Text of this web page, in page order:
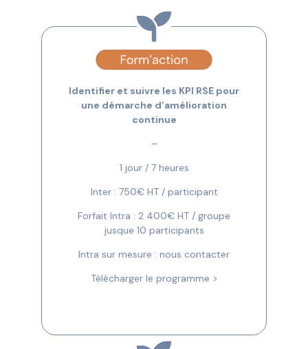
Identifier et suivre les KPI RSE pour
une démarche d’amélioration
continue
–
1 jour / 7 heures
Inter : 750€ HT / participant
Forfait Intra : 2 400€ HT / groupe
jusque 10 participants
Intra sur mesure : nous contacter
Télécharger le programme >